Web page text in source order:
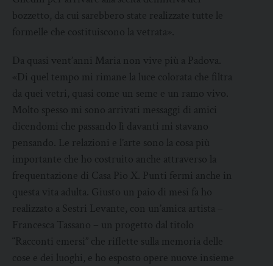
bozzetto, da cui sarebbero state realizzate tutte le
formelle che costituiscono la vetrata».
Da quasi vent’anni Maria non vive più a Padova.
«Di quel tempo mi rimane la luce colorata che filtra
da quei vetri, quasi come un seme e un ramo vivo.
Molto spesso mi sono arrivati messaggi di amici
dicendomi che passando lì davanti mi stavano
pensando. Le relazioni e l’arte sono la cosa più
importante che ho costruito anche attraverso la
frequentazione di Casa Pio X. Punti fermi anche in
questa vita adulta. Giusto un paio di mesi fa ho
realizzato a Sestri Levante, con un’amica artista –
Francesca Tassano – un progetto dal titolo
“Racconti emersi” che riflette sulla memoria delle
cose e dei luoghi, e ho esposto opere nuove insieme